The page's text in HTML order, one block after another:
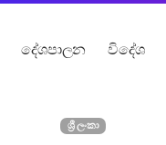
දේශපාලන විදේශ
ශ්‍රී ලංකා